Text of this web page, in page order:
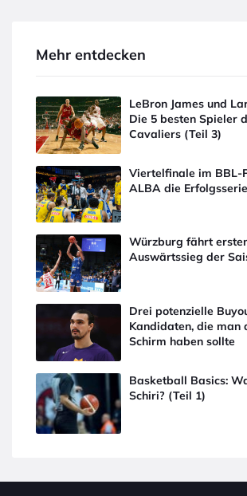
Mehr entdecken
LeBron James und
Die 5 besten Spieler
Cavaliers (Teil 3)
Viertelfinale im BBL-
ALBA die
Würzburg fährt
Auswärtssieg der
Drei potenzielle
Kandidaten, die man
Schirm haben sollte
Basketball Basics:
Schiri? (Teil 1)